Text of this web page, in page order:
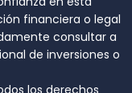
financiera o legal
consultar a
de inversiones o